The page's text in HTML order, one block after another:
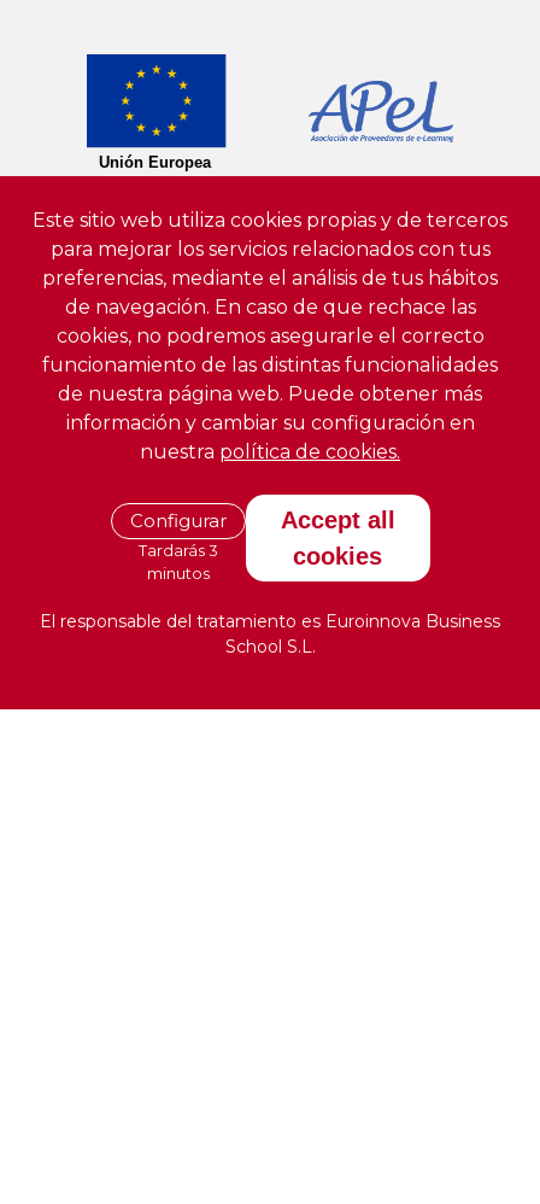
Este sitio web utiliza cookies propias y de terceros
para mejorar los servicios relacionados con tus
preferencias, mediante el análisis de tus hábitos
de navegación. En caso de que rechace las
cookies, no podremos asegurarle el correcto
funcionamiento de las distintas funcionalidades
de nuestra página web. Puede obtener más
información y cambiar su configuración en
nuestra política de cookies.
Configurar
Tardarás 3
minutos
Accept all
cookies
El responsable del tratamiento es Euroinnova Business
School S.L.